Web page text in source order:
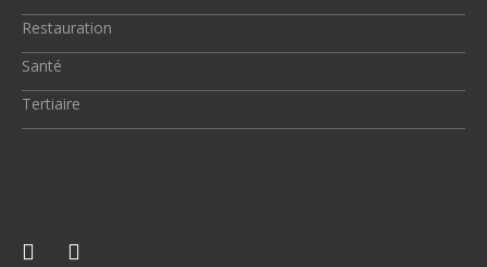
Restauration
Santé
Tertiaire